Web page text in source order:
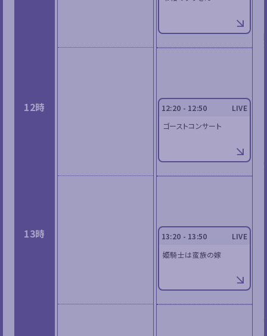
12時
13時
12:20 - 12:50
LIVE
ゴーストコンサート
13:20 - 13:50
LIVE
姫騎士は蛮族の嫁